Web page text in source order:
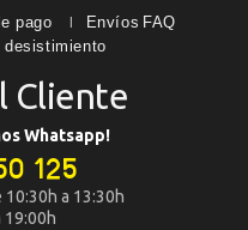
pago Envíos FAQ
desistimiento
Cliente
Whatsapp!
125
10:30h a 13:30h
19:00h